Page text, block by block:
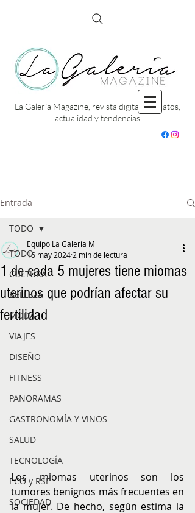
La Galería Magazine, revista digital con datos,
actualidad y tendencias
Entrada
TODO
CULTURA
BELLEZA
MODA
VIAJES
DISEÑO
FITNESS
PANORAMAS
GASTRONOMÍA Y VINOS
SALUD
TECNOLOGÍA
ECO y RSE
SOCIEDAD
TODO
1 de cada 5 mujeres tiene miomas
uterinos que podrían afectar su
fertilidad
Equipo La Galería M
16 may 2024 2 min de lectura
Los miomas uterinos son los
tumores benignos más frecuentes en